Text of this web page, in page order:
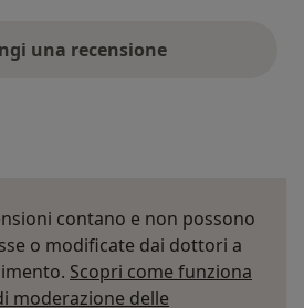
una recensione
contano e non possono
o modificate dai dottori a
Scopri come funziona
moderazione delle